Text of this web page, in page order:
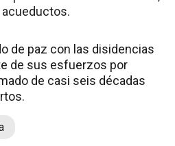
de paz con las disidencias
de sus esfuerzos por
de casi seis décadas